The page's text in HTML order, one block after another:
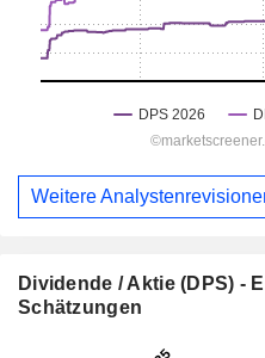
Weitere
Dividende / Aktie (DPS) -
Schätzungen